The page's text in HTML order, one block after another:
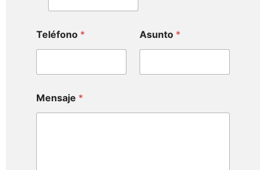
Teléfono * Asunto *
Mensaje *